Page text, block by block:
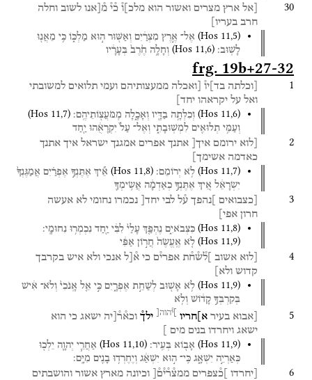
30 [אל ארץ מצרים ואשור הוא מלכ]ו֯ כ֯י֯ מ֯[אנו לשוב וחלה
חרב בעריו]
(Hos 11,5) אֶל־ אֶ֣רֶץ מִצְרַ֔יִם וְאַשּׁ֖וּר ה֣וּא מַלְכּ֑וֹ כִּ֥י מֵאֲנ֖וּ
לָשֽׁוּב׃
(Hos 11,6) וְחָלָ֥ה חֶ֙רֶב֙ בְּעָרָ֔יו
frg. 19b+27-32
1 [וכלתה בד]יו֯ [ואכלה ממעצותיהם ועמי תלואים למשובתי
ואל על יקראהו יחד]
(Hos 11,6) וְכִלְּתָ֥ה בַדָּ֖יו וְאָכָ֑לָה מִֽמֹּעֲצ֖וֹתֵיהֶֽם׃ (Hos 11,7)
וְעַמִּ֥י תְלוּאִ֖ים לִמְשֽׁוּבָתִ֑י וְאֶל־ עַל֙ יִקְרָאֻ֔הוּ יַ֖חַד
2 [לוא ירומם איך[ אתנך אפרים אמגנך ישראל איך אתנך
כאדמה אשימך]
(Hos 11,7) לֹ֥א יְרוֹמֵם׃ (Hos 11,8) אֵ֞יךְ אֶתֶּנְךָ֣ אֶפְרַ֗יִם אֲמַגֶּנְךָ֙
יִשְׂרָאֵ֔ל אֵ֚יךְ אֶתֶּנְךָ֣ כְאַדְמָ֔ה אֲשִֽׂימְךָ֖
3 [כצבואים ]נהפך ע֯ל לבי יחד[ נכמרו נחומי לא אעשה
חרון אפי]
(Hos 11,8) כִּצְבֹאיִ֑ם נֶהְפַּ֤ךְ עָלַי֙ לִבִּ֔י יַ֖חַד נִכְמְר֥וּ נִחוּמָֽי׃
(Hos 11,9) לֹ֤א אֶֽעֱשֶׂה֙ חֲר֣וֹן אַפִּ֔י
4 [לוא אשוב ]ל֯ש֯ח֯ת אפרי֯ם כי א֯[ל אנכי ולא איש בקרבך
קדוש ולא]
(Hos 11,9) לֹ֥א אָשׁ֖וּב לְשַׁחֵ֣ת אֶפְרָ֑יִם כִּ֣י אֵ֤ל אָֽנֹכִי֙ וְלֹא־ אִ֔ישׁ
בְּקִרְבְּךָ֣ קָד֔וֹשׁ וְלֹ֥א
5 [אבוא בעיר א]חריו ]י֯הוה[ ילך֯ וכא֯ר֯[יה ישאג כי הוא
ישאג ויחרדו בנים מים
(Hos 11,9) אָב֖וֹא בְּעִֽיר׃ (Hos 11,10) אַחֲרֵ֧י יְהוָ֛ה יֵלְכ֖וּ
כְּאַרְיֵ֣ה יִשְׁאָ֑ג כִּֽי־ ה֣וּא יִשְׁאַ֔ג וְיֶחֶרְד֥וּ בָנִ֖ים מִיָּֽם׃
6 [יחרדו ]כ֯צפרים ממצ֯ר֯י֯ם֯[ וכיונה מארץ אשור והושבתים